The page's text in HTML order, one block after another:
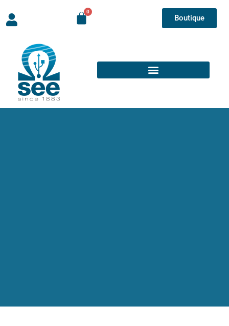
Boutique